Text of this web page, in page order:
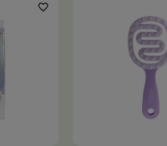
favorite_border